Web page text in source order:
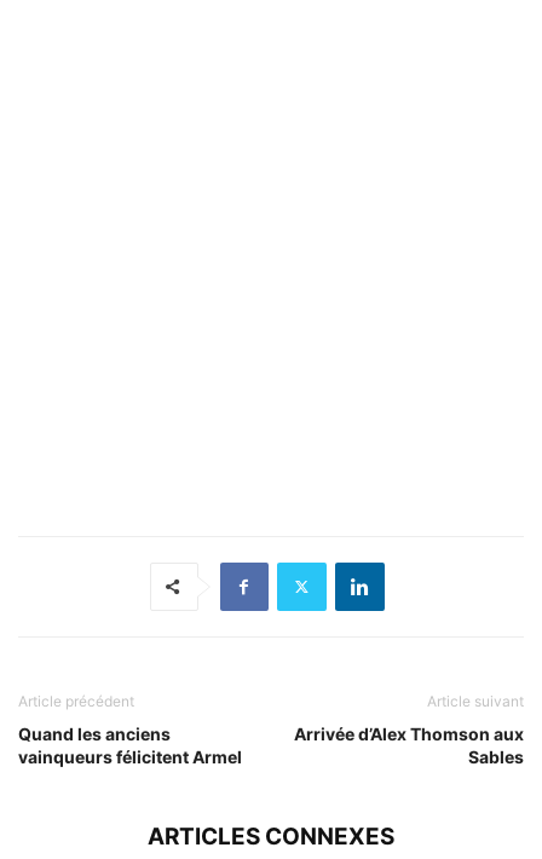
Article précédent
Quand les anciens
vainqueurs félicitent Armel
Article suivant
Arrivée d’Alex Thomson aux
Sables
ARTICLES CONNEXES